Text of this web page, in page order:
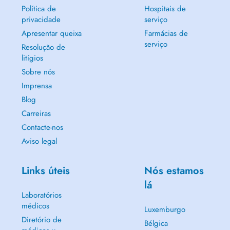
- Umweltzahmedizin
- Zahnersatz
- Implantologie
- Kieferorthopädie (Herausnehmbare nahezu unsichtbare Schienen
(Aligners))
- Ästhetische & Präventive Zahnmedizin (Professionelle Zahnreinigung,
Zahnaufhellung , 3D Smile design und Facetten (Veneers))
Unser Ziel ist es, Ihre Zahngesundheit langfristig zu erhalten und
zugleich höchste ästhetische Ansprüche zu erfüllen in einer ruhigen,
angenehmen und professionellen Atmosphäre.
2A rue Joseph Leydenbach, L-1947 Kirchberg
+352 28 89 28 28
Montag Freitag: 7:00 16:00 Uhr
----------------------------------------------------------------------------------------------------------------------------
Français
Política de
privacidade
Apresentar queixa
Resolução de
litígios
Sobre nós
Imprensa
Blog
Carreiras
Contacte-nos
Aviso legal
Hospitais de
serviço
Farmácias de
serviço
Links úteis
Laboratórios
médicos
Diretório de
Nós estamos
lá
Luxemburgo
Bélgica